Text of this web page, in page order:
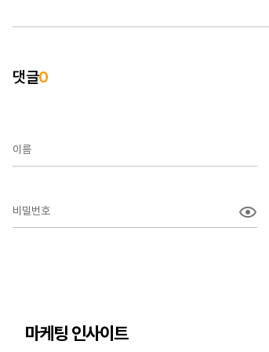
댓글0
이름
비밀번호
마케팅 인사이트